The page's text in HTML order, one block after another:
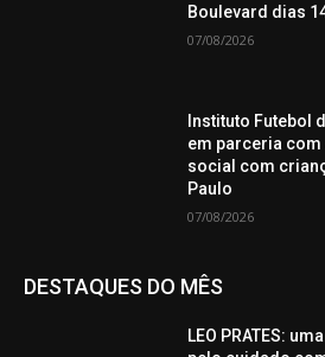
Boulevard dias
07/08/2026
Instituto Futebol
em parceria com
social com
Paulo
07/08/2026
DESTAQUES DO MÊS
LEO PRATES: